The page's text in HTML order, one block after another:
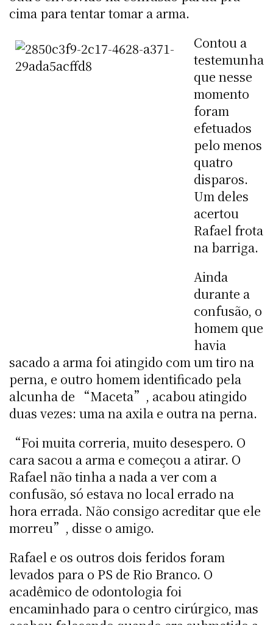
cima para tentar tomar a arma.
Contou a
testemunha
que nesse
momento
foram
efetuados
pelo menos
quatro
disparos.
Um deles
acertou
Rafael frota
na barriga.
Ainda
durante a
confusão, o
homem que
havia
sacado a arma foi atingido com um tiro na
perna, e outro homem identificado pela
alcunha de “Maceta”, acabou atingido
duas vezes: uma na axila e outra na perna.
“Foi muita correria, muito desespero. O
cara sacou a arma e começou a atirar. O
Rafael não tinha a nada a ver com a
confusão, só estava no local errado na
hora errada. Não consigo acreditar que ele
morreu”, disse o amigo.
Rafael e os outros dois feridos foram
levados para o PS de Rio Branco. O
acadêmico de odontologia foi
encaminhado para o centro cirúrgico, mas